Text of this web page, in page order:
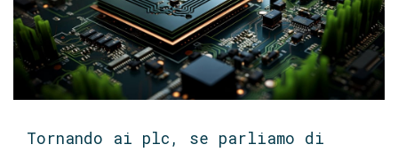
Tornando ai plc, se parliamo di